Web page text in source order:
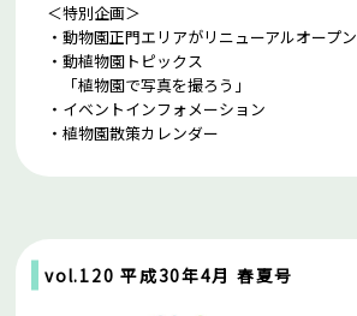
＜特別企画＞
・動物園正門エリアがリニューアルオープン
・動植物園トピックス
「植物園で写真を撮ろう」
・イベントインフォメーション
・植物園散策カレンダー
vol.120 平成30年4月 春夏号